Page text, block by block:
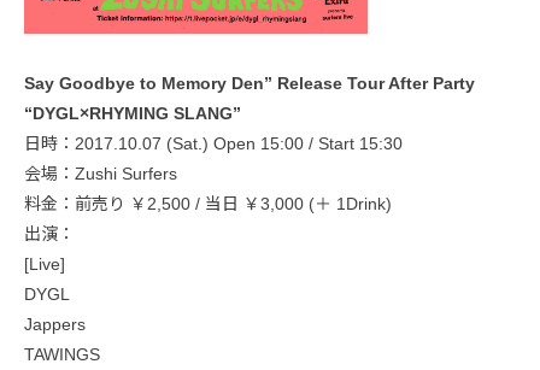
Say Goodbye to Memory Den” Release Tour After Party
“DYGL×RHYMING SLANG”
日時：2017.10.07 (Sat.) Open 15:00 / Start 15:30
会場：Zushi Surfers
料金：前売り ￥2,500 / 当日 ￥3,000 (＋ 1Drink)
出演：
[Live]
DYGL
Jappers
TAWINGS